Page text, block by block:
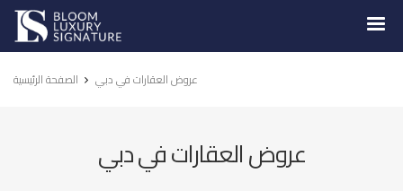
Luxury
Signature
الصفحة الرئيسية عروض العقارات في دبي
عروض العقارات في دبي